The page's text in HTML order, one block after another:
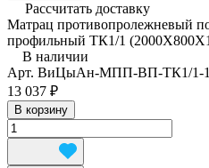
Рассчитать доставку
Матрац противопролежневый
профильный ТК1/1
В наличии
Арт. ВиЦыАн-МПП-ВП-ТК1/1-
13 037 ₽
В корзину